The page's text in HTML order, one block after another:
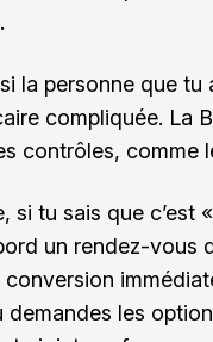
la personne que tu
compliquée. La
contrôles, comme
si tu sais que c’est
un rendez-vous
demandes les